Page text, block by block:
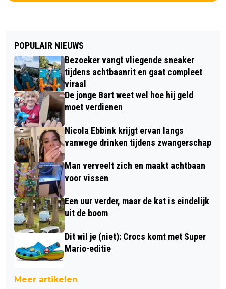
POPULAIR NIEUWS
Bezoeker vangt vliegende sneaker
tijdens achtbaanrit en gaat compleet
viraal
De jonge Bart weet wel hoe hij geld
moet verdienen
Nicola Ebbink krijgt ervan langs
vanwege drinken tijdens zwangerschap
Man verveelt zich en maakt achtbaan
voor vissen
Een uur verder, maar de kat is eindelijk
uit de boom
Dit wil je (niet): Crocs komt met Super
Mario-editie
Meer artikelen